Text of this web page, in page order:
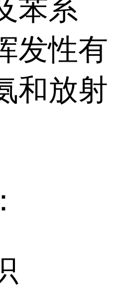
苯系
发性有
和放射